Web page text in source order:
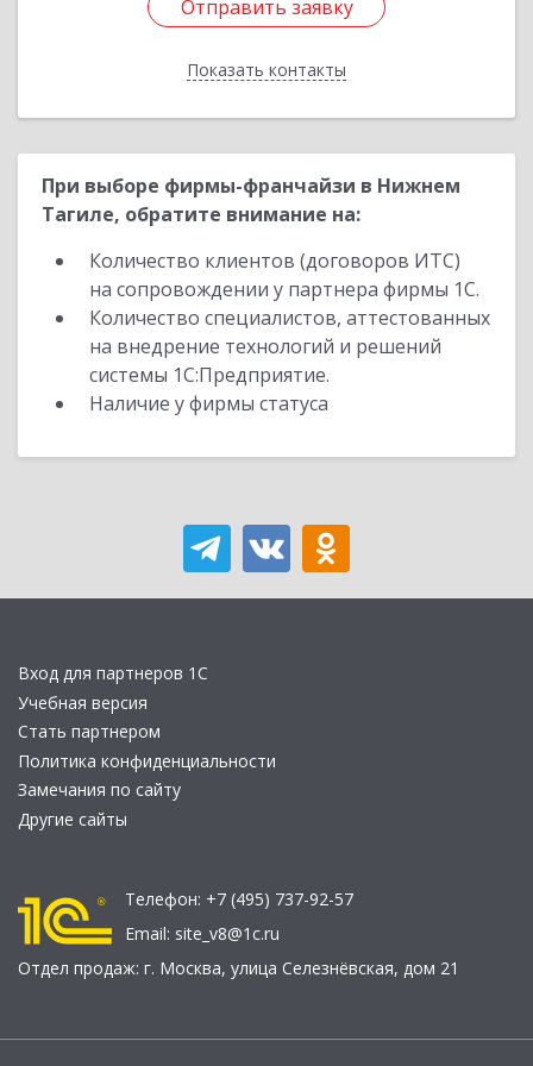
Отправить заявку
Показать контакты
Отправить заявку
Назад
При выборе фирмы-франчайзи в Нижнем
Тагиле, обратите внимание на:
Количество клиентов (договоров ИТС)
на сопровождении у партнера фирмы 1С.
Количество специалистов, аттестованных
на внедрение технологий и решений
системы 1С:Предприятие.
Наличие у фирмы статуса
Вход для партнеров 1С
Учебная версия
Стать партнером
Политика конфиденциальности
Замечания по сайту
Другие сайты
Телефон: +7 (495) 737-92-57
Email: site_v8@1c.ru
Отдел продаж: г. Москва, улица Селезнёвская, дом 21